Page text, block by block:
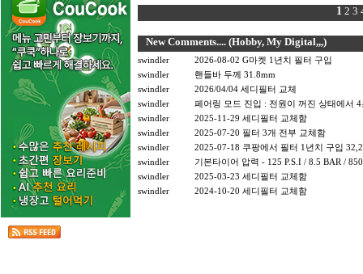
1 2 3
New Comments.... (Hobby, My Digital,,,)
swindler
2026-08-02 G마켓 1년치 필터 구입
swindler
핸들바 두께 31.8mm
swindler
2026/04/04 세디필터 교체
swindler
페어링 모드 진입 : 전원이 꺼진 상태에서
swindler
2025-11-29 세디필터 교체함
swindler
2025-07-20 필터 3개 전부 교체함
swindler
2025-07-18 쿠팡에서 필터 1년치 구입
swindler
기본타이어 압력 - 125 P.S.I / 8.5 BAR /
swindler
2025-03-23 세디필터 교체함
swindler
2024-10-20 세디필터 교체함